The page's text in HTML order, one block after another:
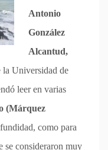
Antonio
González
Alcantud,
la Universidad de
leer en varias
(Márquez
como para
se consideraron muy